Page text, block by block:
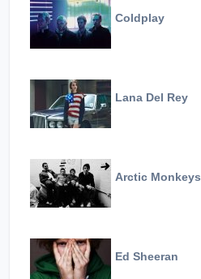
Coldplay
Lana Del Rey
Arctic Monkeys
Ed Sheeran